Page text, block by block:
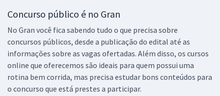
Concurso público é no Gran
No Gran você fica sabendo tudo o que precisa sobre
concursos públicos, desde a publicação do edital até as
informações sobre as vagas ofertadas. Além disso, os cursos
online que oferecemos são ideais para quem possui uma
rotina bem corrida, mas precisa estudar bons conteúdos para
o concurso que está prestes a participar.